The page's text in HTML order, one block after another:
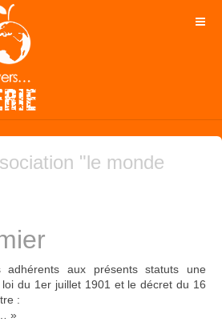
"le monde
aux présents statuts une
du 1er juillet 1901 et le décret du 16
:
»